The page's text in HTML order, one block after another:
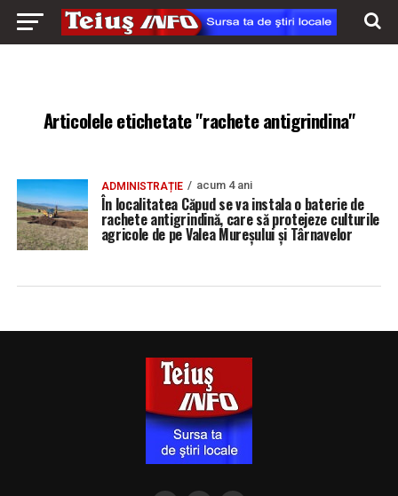
Articolele etichetate "rachete antigrindina"
ADMINISTRAȚIE acum 4 ani
În localitatea Căpud se va instala o baterie de
rachete antigrindină, care să protejeze culturile
agricole de pe Valea Mureșului și Târnavelor